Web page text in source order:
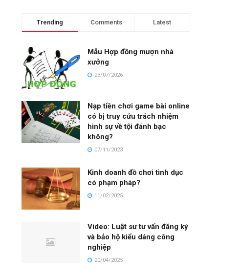
Trending Comments Latest
Mẫu Hợp đồng mượn nhà
xưởng
23/07/2026
Nạp tiền chơi game bài online
có bị truy cứu trách nhiệm
hình sự về tội đánh bạc
không?
07/11/2023
Kinh doanh đồ chơi tình dục
có phạm pháp?
11/02/2025
Video: Luật sư tư vấn đăng ký
và bảo hộ kiểu dáng công
nghiệp
20/04/2025